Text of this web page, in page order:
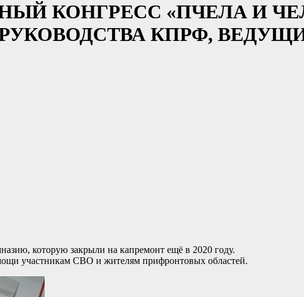
КОНГРЕСС «ПЧЕЛА И
КПРФ,
которую закрыли на капремонт ещё в 2020 году.
участникам СВО и жителям прифронтовых областей.